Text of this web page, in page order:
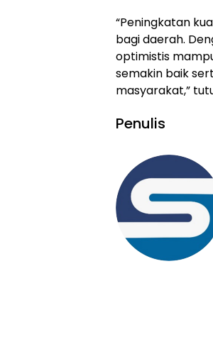
“Peningkatan
bagi daerah.
optimistis
semakin baik
masyarakat,”
Penulis